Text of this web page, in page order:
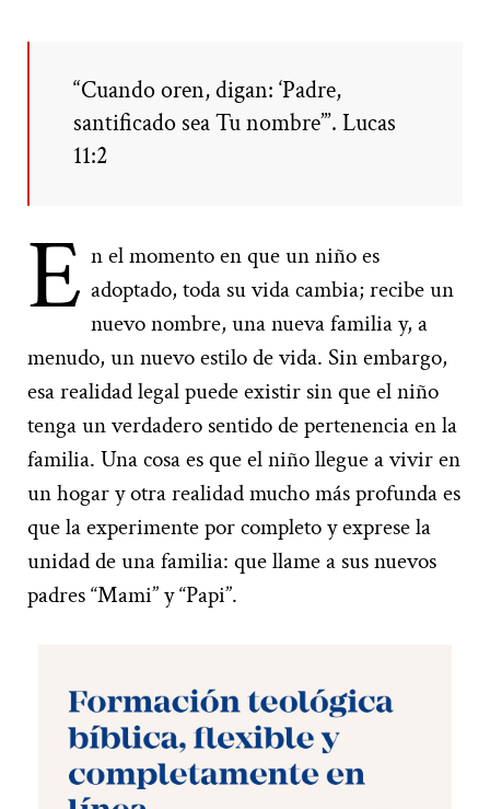
“Cuando oren, digan: ‘Padre,
santificado sea Tu nombre’”. Lucas
11:2
E n el momento en que un niño es
adoptado, toda su vida cambia; recibe un
nuevo nombre, una nueva familia y, a
menudo, un nuevo estilo de vida. Sin embargo,
esa realidad legal puede existir sin que el niño
tenga un verdadero sentido de pertenencia en la
familia. Una cosa es que el niño llegue a vivir en
un hogar y otra realidad mucho más profunda es
que la experimente por completo y exprese la
unidad de una familia: que llame a sus nuevos
padres “Mami” y “Papi”.